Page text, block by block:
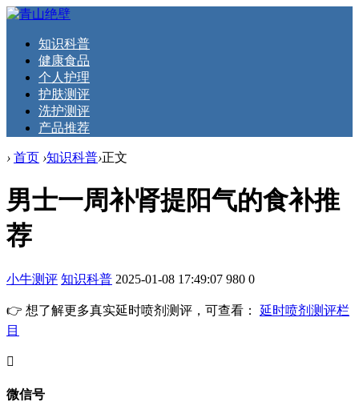
知识科普
健康食品
个人护理
护肤测评
洗护测评
产品推荐
› 首页 ›知识科普›正文
男士一周补肾提阳气的食补推
荐
小牛测评 知识科普 2025-01-08 17:49:07 980 0
👉 想了解更多真实延时喷剂测评，可查看： 延时喷剂测评栏
目
󦘖
微信号